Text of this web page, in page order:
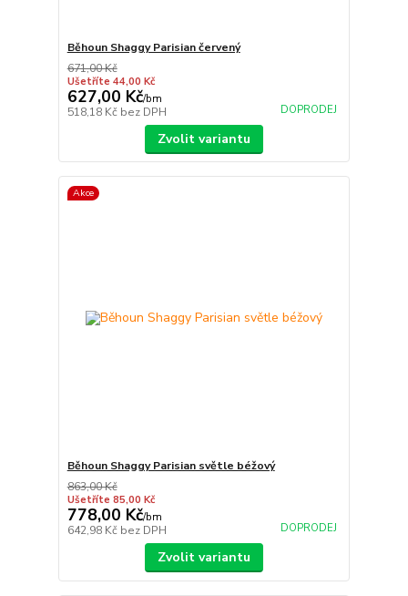
Běhoun Shaggy Parisian červený
671,00 Kč
Ušetříte 44,00 Kč
627,00 Kč/bm
518,18 Kč bez DPH DOPRODEJ
Zvolit variantu
Akce
Běhoun Shaggy Parisian světle béžový
863,00 Kč
Ušetříte 85,00 Kč
778,00 Kč/bm
642,98 Kč bez DPH DOPRODEJ
Zvolit variantu